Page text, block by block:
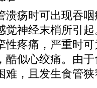
疡时可出现吞咽
觉神经末梢所引
性疼痛，严重时
酷似心绞痛。由
难，且发生食管